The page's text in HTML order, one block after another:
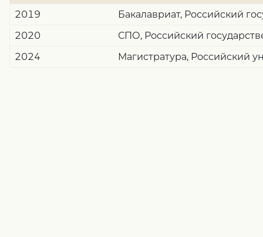
2019
Бакалавриат, Российский
2020
СПО, Российский
2024
Магистратура, Российский